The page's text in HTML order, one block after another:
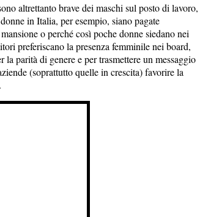
altrettanto brave dei maschi sul posto di lavoro,
in Italia, per esempio, siano pagate
o perché così poche donne siedano nei
preferiscano la presenza femminile nei board,
parità di genere e per trasmettere un messaggio
(soprattutto quelle in crescita) favorire la